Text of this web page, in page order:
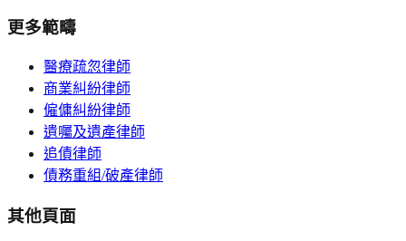
更多範疇
醫療疏忽律師
商業糾紛律師
僱傭糾紛律師
遺囑及遺產律師
追債律師
債務重組/破產律師
其他頁面